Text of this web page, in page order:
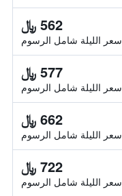
562 ﷼
سعر الليلة شامل الرسوم
577 ﷼
سعر الليلة شامل الرسوم
662 ﷼
سعر الليلة شامل الرسوم
722 ﷼
سعر الليلة شامل الرسوم